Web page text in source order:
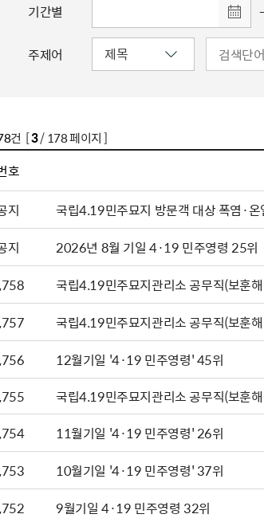
기간별 -
주제어
건 [3/ 178 페이지 ]
호
지
국립4.19민주묘지 방문객 대상 폭염·온
지
2026년 8월 기일 4·19 민주영령 25위
12월기일 '4·19 민주영령' 45위
국립4.19민주묘지관리소 공무직(보훈
11월기일 '4·19 민주영령' 26위
10월기일 '4·19 민주영령' 37위
9월기일 4·19 민주영령 32위